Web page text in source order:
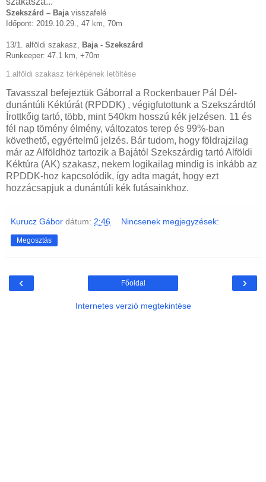
Szekszárd – Baja visszafelé
Időpont: 2019.10.29., 47 km, 70m
13/1. alföldi szakasz,
Baja - Szekszárd
Runkeeper: 47.1 km, +70m
1.alföldi szakasz térképének letöltése
Tavasszal befejeztük Gáborral a Rockenbauer Pál Dél-
dunántúli Kéktúrát (RPDDK) , végigfutottunk a Szekszárdtól
Írottkőig tartó, több, mint 540km hosszú kék jelzésen. 11 és
fél nap tömény élmény, változatos terep és 99%-ban
követhető, egyértelmű jelzés. Bár tudom, hogy földrajzilag
már az Alföldhöz tartozik a Bajától Szekszárdig tartó Alföldi
Kéktúra (AK) szakasz, nekem logikailag mindig is inkább az
RPDDK-hoz kapcsolódik, így adta magát, hogy ezt
hozzácsapjuk a dunántúli kék futásainkhoz.
Kurucz Gábor dátum: 2:46 Nincsenek megjegyzések:
Megosztás
‹ ›
Főoldal
Internetes verzió megtekintése